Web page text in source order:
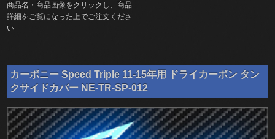
商品名・商品画像をクリックし、商品
詳細をご覧になった上でご注文くださ
い
カーボニー Speed Triple 11-15年用 ドライカーボン タン
クサイドカバー NE-TR-SP-012